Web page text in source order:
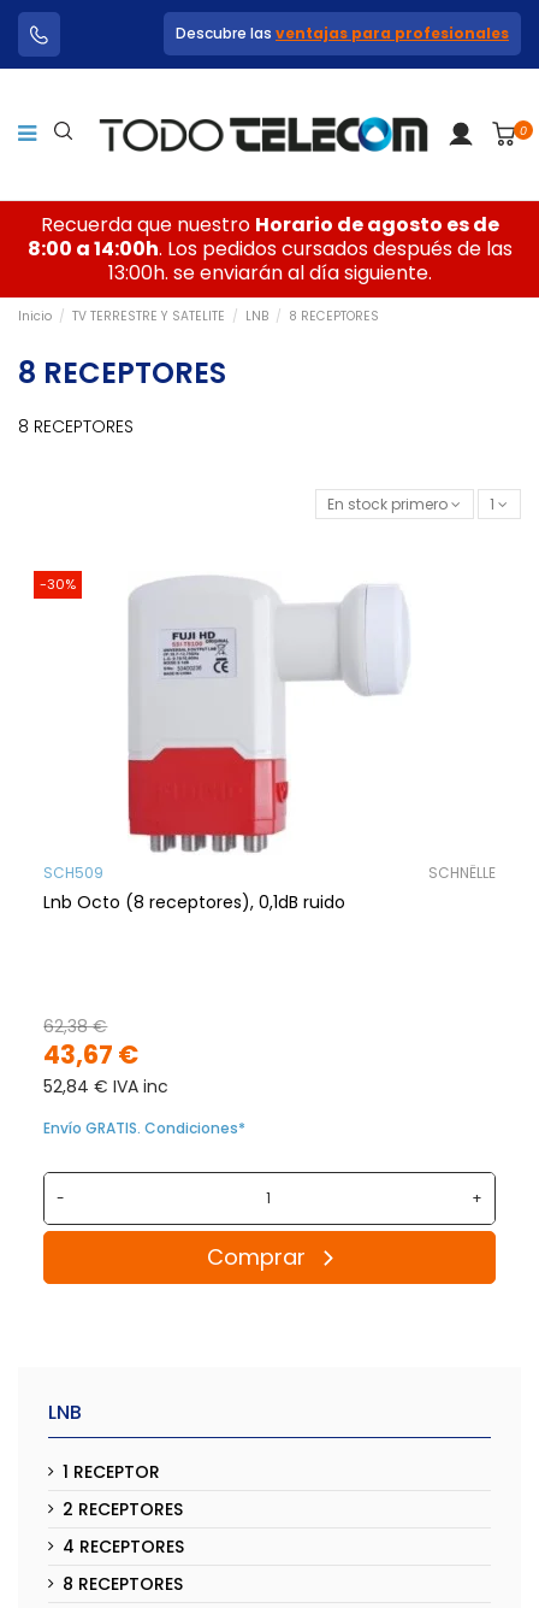
Descubre las ventajas para profesionales
0
Recuerda que nuestro Horario de agosto es de
8:00 a 14:00h. Los pedidos cursados después de las
13:00h. se enviarán al día siguiente.
Inicio TV TERRESTRE Y SATELITE LNB 8 RECEPTORES
8 RECEPTORES
8 RECEPTORES
En stock primero 1
-30%
SCH509 SCHNËLLE
Lnb Octo (8 receptores), 0,1dB ruido
43,67 €
62,38 €
52,84 € IVA inc
Envío GRATIS. Condiciones*
- +
Comprar
LNB
1 RECEPTOR
2 RECEPTORES
4 RECEPTORES
8 RECEPTORES